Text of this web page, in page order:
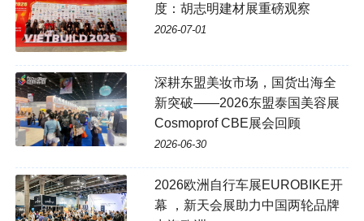
度：胡志明建材展重磅观察
2026-07-01
深耕东盟美妆市场，国货出海全
新突破——2026东盟泰国美容展
Cosmoprof CBE展会回顾
2026-06-30
2026欧洲自行车展EUROBIKE开
幕 ，新天会展助力中国两轮品牌